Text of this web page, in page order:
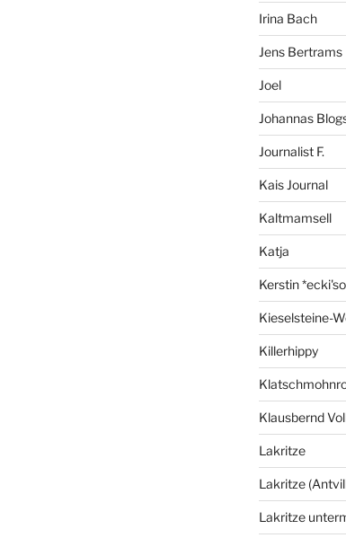
Irina Bach
Jens Bertrams
Joel
Johannas
Journalist F.
Kais Journal
Kaltmamsell
Katja
Kerstin
Kieselsteine-
Killerhippy
Klausbernd
Lakritze
Lakritze
Lakritze